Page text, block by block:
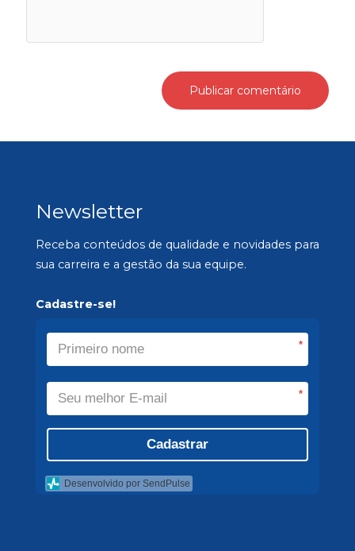
Newsletter
Receba conteúdos de qualidade e novidades para
sua carreira e a gestão da sua equipe.
Cadastre-se!
*
*
Cadastrar
Desenvolvido por SendPulse